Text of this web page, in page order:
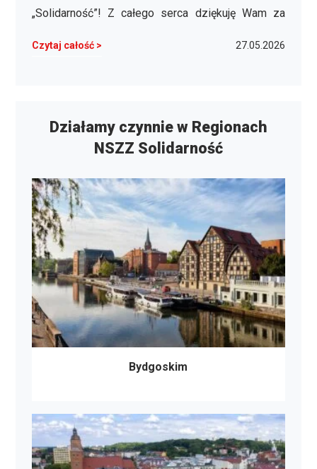
Międzyzakładowej Organizacji Związkowej
„Solidarność”! Z całego serca dziękuję Wam za
naszego kraju nie są jej obojętne. …
Czytaj całość > 27.05.2026
Działamy czynnie w Regionach
NSZZ Solidarność
Bydgoskim